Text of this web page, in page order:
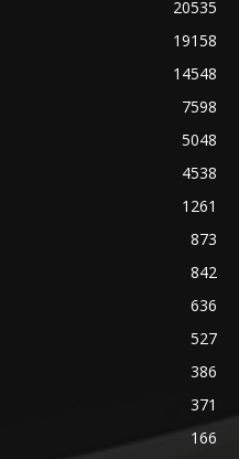
20535
19158
14548
7598
5048
4538
1261
873
842
636
527
386
371
166